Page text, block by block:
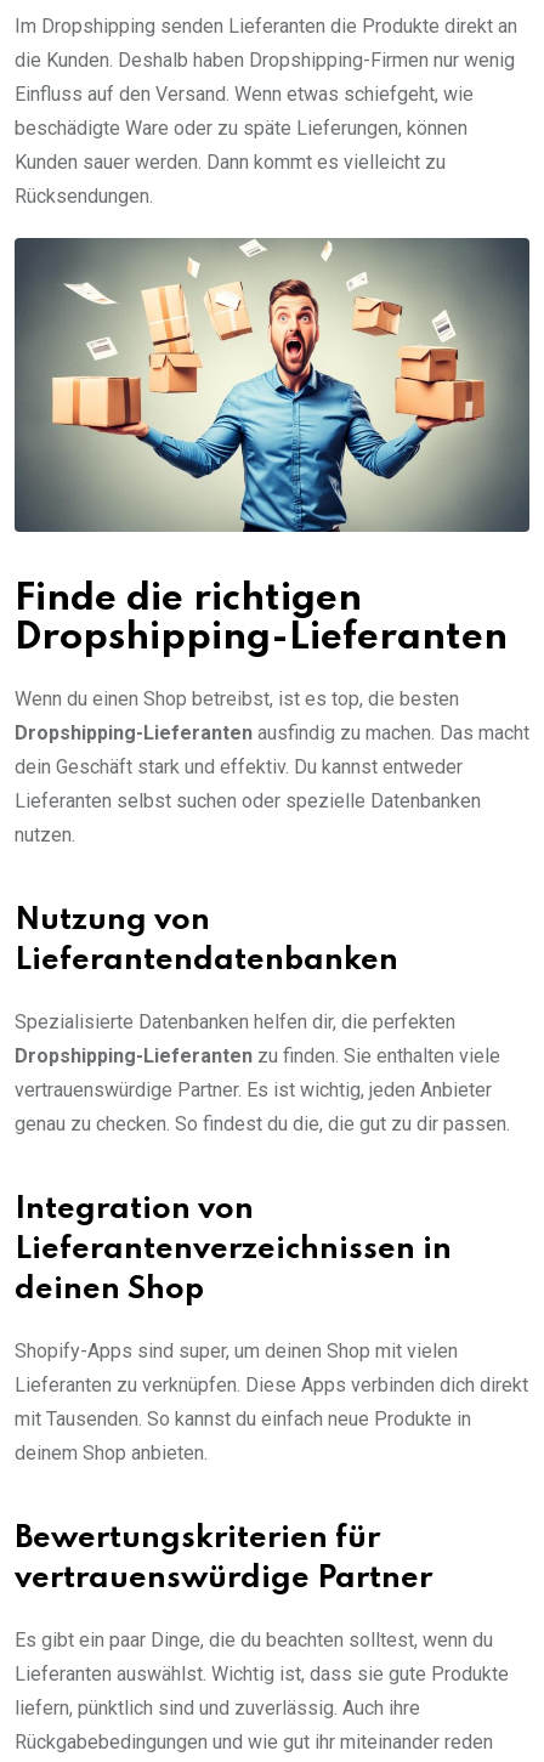
Im Dropshipping senden Lieferanten die Produkte direkt an
die Kunden. Deshalb haben Dropshipping-Firmen nur wenig
Einfluss auf den Versand. Wenn etwas schiefgeht, wie
beschädigte Ware oder zu späte Lieferungen, können
Kunden sauer werden. Dann kommt es vielleicht zu
Rücksendungen.
Finde die richtigen
Dropshipping-Lieferanten
Wenn du einen Shop betreibst, ist es top, die besten
Dropshipping-Lieferanten ausfindig zu machen. Das macht
dein Geschäft stark und effektiv. Du kannst entweder
Lieferanten selbst suchen oder spezielle Datenbanken
nutzen.
Nutzung von
Lieferantendatenbanken
Spezialisierte Datenbanken helfen dir, die perfekten
Dropshipping-Lieferanten zu finden. Sie enthalten viele
vertrauenswürdige Partner. Es ist wichtig, jeden Anbieter
genau zu checken. So findest du die, die gut zu dir passen.
Integration von
Lieferantenverzeichnissen in
deinen Shop
Shopify-Apps sind super, um deinen Shop mit vielen
Lieferanten zu verknüpfen. Diese Apps verbinden dich direkt
mit Tausenden. So kannst du einfach neue Produkte in
deinem Shop anbieten.
Bewertungskriterien für
vertrauenswürdige Partner
Es gibt ein paar Dinge, die du beachten solltest, wenn du
Lieferanten auswählst. Wichtig ist, dass sie gute Produkte
liefern, pünktlich sind und zuverlässig. Auch ihre
Rückgabebedingungen und wie gut ihr miteinander reden